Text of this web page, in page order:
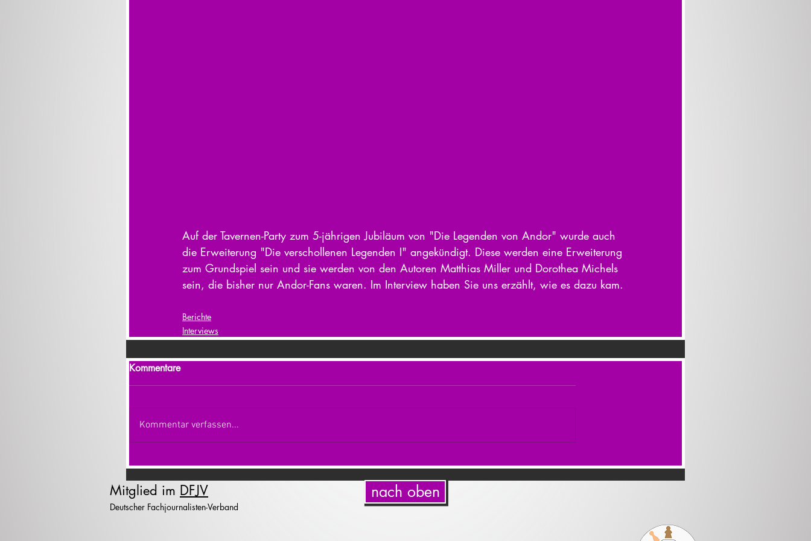
Auf der Tavernen-Party zum 5-jährigen Jubiläum von "Die Legenden von Andor" wurde auch
die Erweiterung "Die verschollenen Legenden I" angekündigt. Diese werden eine Erweiterung
zum Grundspiel sein und sie werden von den Autoren Matthias Miller und Dorothea Michels
sein, die bisher nur Andor-Fans waren. Im Interview haben Sie uns erzählt, wie es dazu kam.
Berichte
Interviews
Kommentare
Kommentar verfassen...
Mitglied im DFJV
Deutscher Fachjournalisten-Verband
nach oben